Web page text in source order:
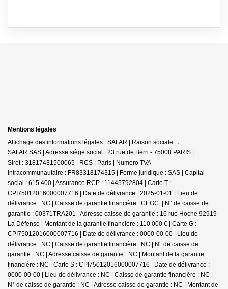
Mentions légales
Affichage des informations légales : SAFAR | Raison sociale : GERARD
SAFAR SAS | Adresse siège social : 23 rue de Berri - 75008 PARIS |
Siret : 31817431500065 | RCS : Paris | Numero TVA
Intracommunautaire : FR83318174315 | Forme juridique : SAS | Capital
social : 615 400 | Assurance RCP : 11445792804 | Carte T :
CPI75012016000007716 | Date de délivrance : 2025-01-01 | Lieu de
délivrance : NC | Caisse de garantie financière : CEGC. | N° de caisse de
garantie : 00371TRA201 | Adresse caisse de garantie : 16 rue Hoche 92919
La Défense | Montant de la garantie financière : 110 000 € | Carte G :
CPI75012016000007716 | Date de délivrance : 0000-00-00 | Lieu de
délivrance : NC | Caisse de garantie financière : NC | N° de caisse de
garantie : NC | Adresse caisse de garantie : NC | Montant de la garantie
financière : NC | Carte S : CPI75012016000007716 | Date de délivrance :
0000-00-00 | Lieu de délivrance : NC | Caisse de garantie financière : NC |
N° de caisse de garantie : NC | Adresse caisse de garantie : NC | Montant de